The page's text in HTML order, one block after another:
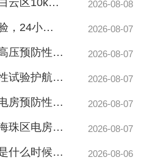
电房护航者如何炼成？看白云区10kv配电房维保公司如何守护商业园区与地标脉搏 2026-08-08
海珠工厂变压器预防性测验，24小时生产不断电的守护神 2026-08-07
海珠医院配电房守护者：高压预防性试验如何规避呼吸机停摆风险 2026-08-07
大型工厂电房检测，预防性试验护航24h连续生产 2026-08-07
医院断电零容忍！海珠配电房预防性检测如何守住生命线？ 2026-08-07
工业电房稳定运行背后，海珠区电房维护公司如何守护写字楼与工厂用电安全 2026-08-07
你的配电房上次专业巡检是什么时候？白云配电房巡检公司告诉你定期检测有多重要 2026-08-06